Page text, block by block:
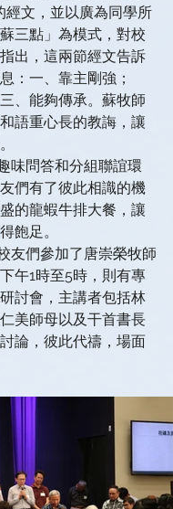
經文，並以廣為同學所
三點」為模式，對校
出，這兩節經文告訴
：一、靠主剛強；
、能夠傳承。蘇牧師
語重心長的教誨，讓
們有了彼此相識的機
的龍蝦牛排大餐，讓
飽足。
友們參加了唐崇榮牧師
午1時至5時，則有專
討會，主講者包括林
美師母以及干首書長
論，彼此代禱，場面